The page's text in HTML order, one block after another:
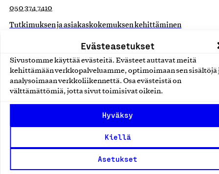
Evästeasetukset
Sivustomme käyttää evästeitä. Evästeet auttavat meitä
kehittämään verkkopalveluamme, optimoimaan sen sisältöjä
analysoimaan verkkoliikennettä. Osa evästeistä on
välttämättömiä, jotta sivut toimisivat oikein.
Hyväksy
Kiellä
Asetukset
050 374 7410
Tutkimuksen ja asiakaskokemuksen kehittäminen
Lue lisää tiedotteita